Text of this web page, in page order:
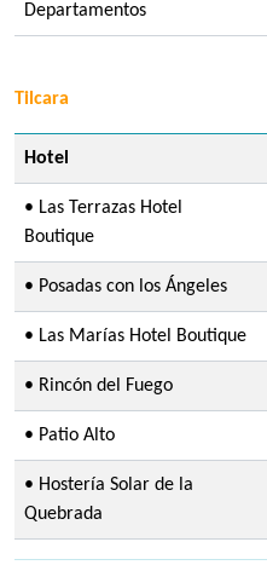
Departamentos
Tilcara
Hotel
• Las Terrazas Hotel
Boutique
• Posadas con los Ángeles
• Las Marías Hotel Boutique
• Rincón del Fuego
• Patio Alto
• Hostería Solar de la
Quebrada